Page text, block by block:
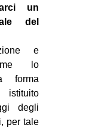
un
del
e
lo
forma
degli
per tale